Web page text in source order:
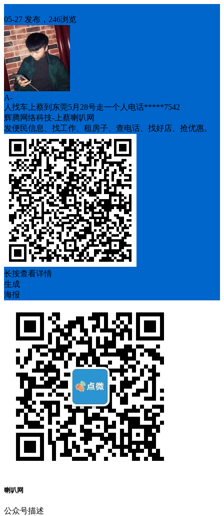
05-27 发布，246浏览
A-
人找车上蔡到东莞5月28号走一个人电话*****7542
辉腾网络科技-上蔡喇叭网
发便民信息、找工作、租房子、查电话、找好店、抢优惠。
长按查看详情
生成
海报
喇叭网
公众号描述